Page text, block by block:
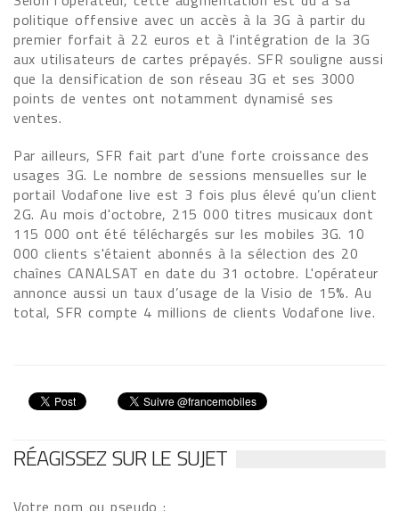
politique offensive avec un accès à la 3G à partir du
premier forfait à 22 euros et à l'intégration de la 3G
aux utilisateurs de cartes prépayés. SFR souligne aussi
que la densification de son réseau 3G et ses 3000
points de ventes ont notamment dynamisé ses
ventes.
Par ailleurs, SFR fait part d'une forte croissance des
usages 3G. Le nombre de sessions mensuelles sur le
portail Vodafone live est 3 fois plus élevé qu’un client
2G. Au mois d'octobre, 215 000 titres musicaux dont
115 000 ont été téléchargés sur les mobiles 3G. 10
000 clients s'étaient abonnés à la sélection des 20
chaînes CANALSAT en date du 31 octobre. L'opérateur
annonce aussi un taux d’usage de la Visio de 15%. Au
total, SFR compte 4 millions de clients Vodafone live.
RÉAGISSEZ SUR LE SUJET
Votre nom ou pseudo :